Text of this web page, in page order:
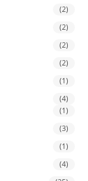
(2)
(2)
(2)
(2)
(1)
(4)
(1)
(3)
(1)
(4)